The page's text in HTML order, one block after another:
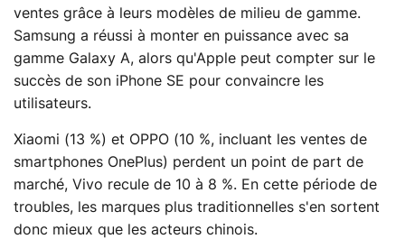
ventes grâce à leurs modèles de milieu de gamme.
Samsung a réussi à monter en puissance avec sa
gamme Galaxy A, alors qu'Apple peut compter sur le
succès de son iPhone SE pour convaincre les
utilisateurs.
Xiaomi (13 %) et OPPO (10 %, incluant les ventes de
smartphones OnePlus) perdent un point de part de
marché, Vivo recule de 10 à 8 %. En cette période de
troubles, les marques plus traditionnelles s'en sortent
donc mieux que les acteurs chinois.